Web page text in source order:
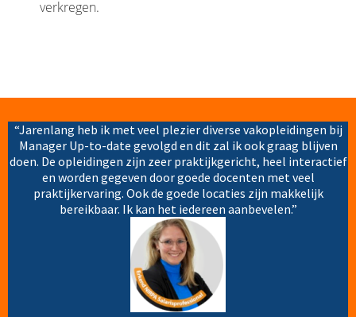
verkregen.
“Jarenlang heb ik met veel plezier diverse vakopleidingen bij
Manager Up-to-date gevolgd en dit zal ik ook graag blijven
doen. De opleidingen zijn zeer praktijkgericht, heel interactief
en worden gegeven door goede docenten met veel
praktijkervaring. Ook de goede locaties zijn makkelijk
bereikbaar. Ik kan het iedereen aanbevelen.”